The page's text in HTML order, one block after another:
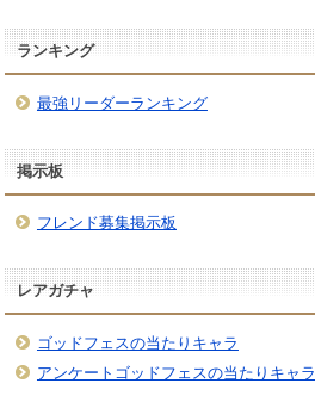
ランキング
最強リーダーランキング
掲示板
フレンド募集掲示板
レアガチャ
ゴッドフェスの当たりキャラ
アンケートゴッドフェスの当たりキャラ